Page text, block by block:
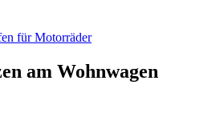
für Motorräder
am Wohnwagen